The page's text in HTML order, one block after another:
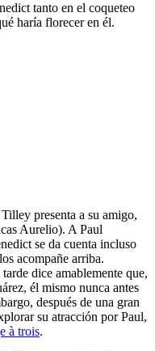
tanto en el coqueteo
haría florecer en él.
presenta a su amigo,
Aurelio). A Paul
se da cuenta incluso
acompañe arriba.
dice amablemente que,
él mismo nunca antes
después de una gran
su atracción por Paul,
à trois.